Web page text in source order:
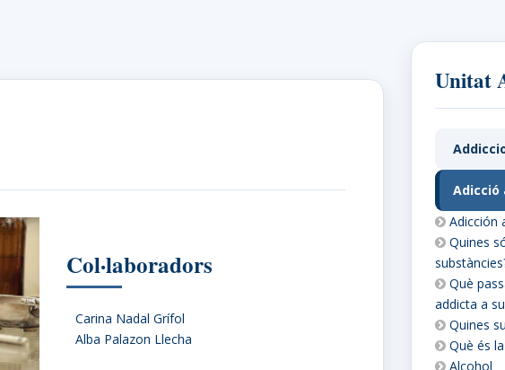
Col·laboradors
Carina Nadal Grífol
Alba Palazon Llecha
Unitat
Adicció
Adicción
Quines
Què
addicta a
Quines
Què és
Alcohol